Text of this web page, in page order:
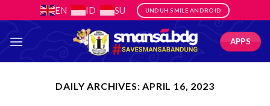
to
content
EN ID SU UNDUH SMILE ANDROID
APPS
DAILY ARCHIVES:APRIL 16, 2023